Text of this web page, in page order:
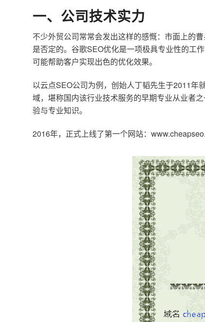
一、公司技术实力
不少外贸公司常常会发出这样的感慨：市面上的
是否定的。谷歌SEO优化是一项极具专业性的工
可能帮助客户实现出色的优化效果。
以云点SEO公司为例，创始人丁韬先生于2011年
域，堪称国内该行业技术服务的早期专业从业者
验与专业知识。
2016年，正式上线了第一个网站：